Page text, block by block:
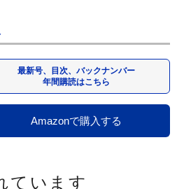
最新号、目次、バックナンバー
年間購読はこちら
Amazonで購入する
ています